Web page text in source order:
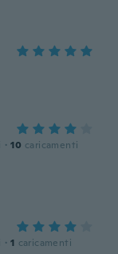
· 10 caricamenti
· 1 caricamenti